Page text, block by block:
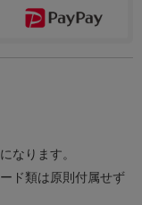
なります。
ド類は原則付属せず